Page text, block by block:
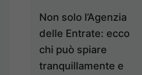
Non solo l’Agenzia
delle Entrate: ecco
chi può spiare
tranquillamente e